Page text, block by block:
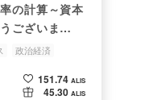
の計算～資本
ございま
政治経済
151.74 ALIS
45.30 ALIS